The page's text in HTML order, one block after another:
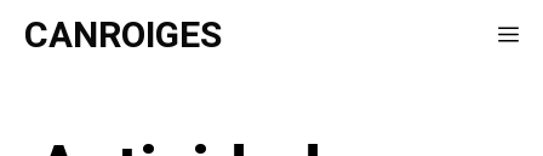
Saltar
CANROIGES